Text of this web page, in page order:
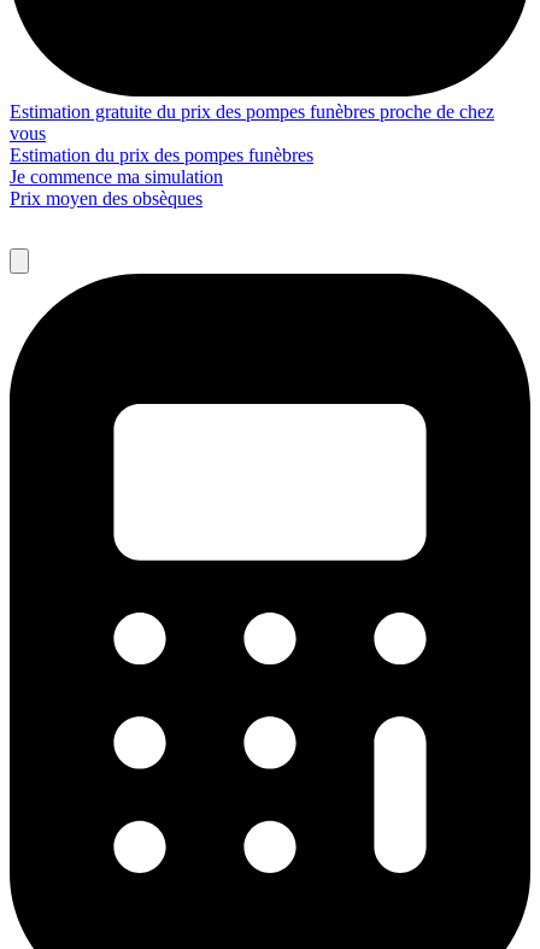
Estimation gratuite du prix des pompes funèbres proche de chez
vous
Estimation du prix des pompes funèbres
Je commence ma simulation
Prix moyen des obsèques